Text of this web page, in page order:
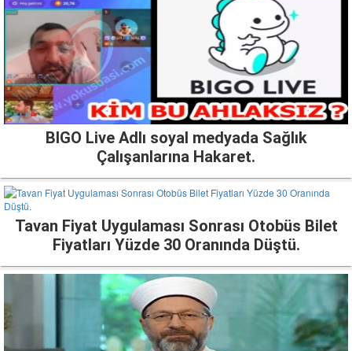
BIGO Live Adlı soyal medyada Sağlık
Çalışanlarına Hakaret.
Tavan Fiyat Uygulaması Sonrası Otobüs Bilet
Fiyatları Yüzde 30 Oranında Düştü.